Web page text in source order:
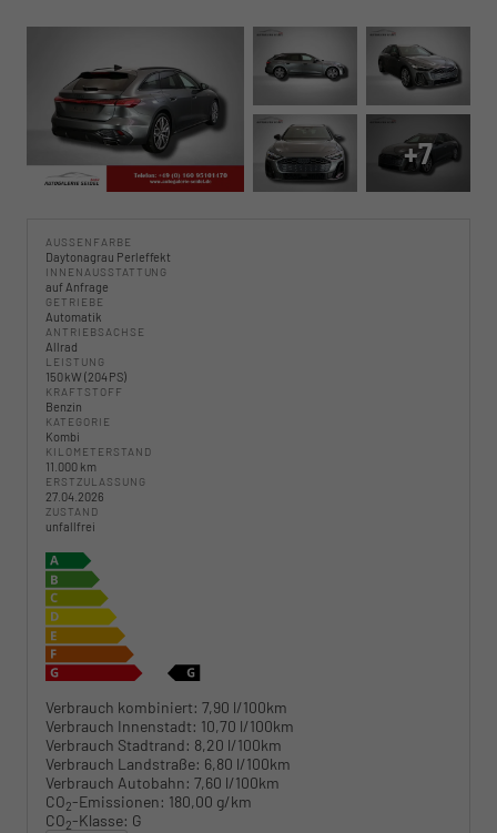
+7
AUSSENFARBE
Daytonagrau Perleffekt
INNENAUSSTATTUNG
auf Anfrage
GETRIEBE
Automatik
ANTRIEBSACHSE
Allrad
LEISTUNG
150 kW (204 PS)
KRAFTSTOFF
Benzin
KATEGORIE
Kombi
KILOMETERSTAND
11.000 km
ERSTZULASSUNG
27.04.2026
ZUSTAND
unfallfrei
Verbrauch kombiniert: 7,90 l/100km
Verbrauch Innenstadt: 10,70 l/100km
Verbrauch Stadtrand: 8,20 l/100km
Verbrauch Landstraße: 6,80 l/100km
Verbrauch Autobahn: 7,60 l/100km
CO2-Emissionen: 180,00 g/km
CO2-Klasse: G